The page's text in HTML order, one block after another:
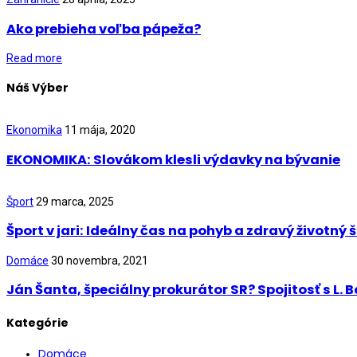
Ako prebieha voľba pápeža?
Read more
Náš Výber
Ekonomika 11 mája, 2020
EKONOMIKA: Slovákom klesli výdavky na bývanie
Šport29 marca, 2025
Šport v jari: Ideálny čas na pohyb a zdravý životný
Domáce 30 novembra, 2021
Ján Šanta, špeciálny prokurátor SR? Spojitosť s L.
Kategórie